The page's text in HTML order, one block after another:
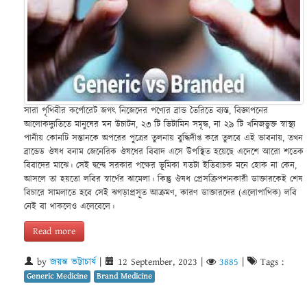
সারা পৃথিবীর কর্পোরেট জগৎ নিজেদের পণ্যের ব্রান্ড তৈরিতে ব্যস্ত, বিজ্ঞাপনের
আলোকদ্যুতিতে মানুষের মন উচাটন, ২৩ টি ভিটামিন সমৃদ্ধ, না ২৯ টি খনিজভুক্ত স্বাস্থ্য
পানীয় কোনটি সম্তানকে অপরের পুত্রের তুলনায় বুদ্ধিদীপ্ত করে তুলবে এই ভাবনায়, তখন
ব্রান্ডেড ঔষধ বনাম জেনেরিক ঔষধের বিবাদ এসে উপস্থিত হয়েছে এদেশে আরো শতেক
বিবাদের মাঝে। সেই দ্বন্দ্বে সরকার পক্ষের ভূমিকা যতটা ইতিবাচক মনে হোক না কেন,
আসলে তা হয়তো লবির স্বার্থের ঝামেলা। কিন্তু ঔষধ প্রেসক্রিপশনকারী ডাক্তারকেই শেষ
বিচারে সামলাতে হবে সেই ঝগড়াপ্রসূত আক্রমণ, কারণ ডাক্তারদের (এলোপাথিক) লবি
নেই বা থাকলেও এলেবেলে।
Read more
byজয়ন্ত ভট্টাচার্য | 12 September, 2023 | 3885 | Tags :
Generic Medicine Brand Medicine